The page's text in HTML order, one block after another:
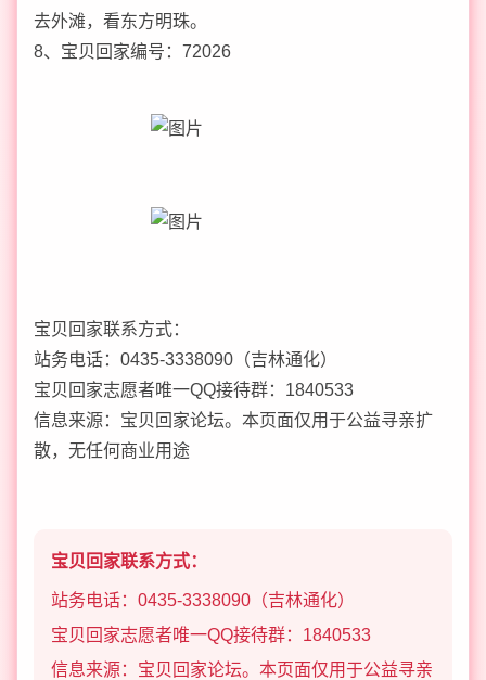
去外滩，看东方明珠。
8、宝贝回家编号：72026
宝贝回家联系方式：
站务电话：0435-3338090（吉林通化）
宝贝回家志愿者唯一QQ接待群：1840533
信息来源：宝贝回家论坛。本页面仅用于公益寻亲扩
散，无任何商业用途
宝贝回家联系方式：
站务电话：0435-3338090（吉林通化）
宝贝回家志愿者唯一QQ接待群：1840533
信息来源：宝贝回家论坛。本页面仅用于公益寻亲